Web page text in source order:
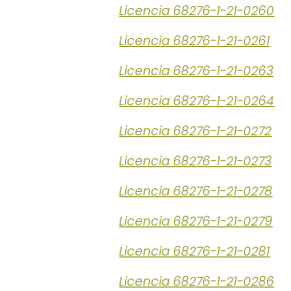
Licencia 68276-1-21-0260
Licencia 68276-1-21-0261
Licencia 68276-1-21-0263
Licencia 68276-1-21-0264
Licencia 68276-1-21-0272
Licencia 68276-1-21-0273
Licencia 68276-1-21-0278
Licencia 68276-1-21-0279
Licencia 68276-1-21-0281
Licencia 68276-1-21-0286